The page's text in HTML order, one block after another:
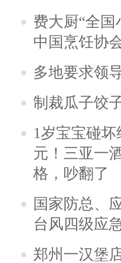
费大厨“全
中国烹饪协
多地要求领
制裁瓜子饺
1岁宝宝碰
元！三亚一
格，吵翻了
国家防总、
台风四级应
郑州一汉堡